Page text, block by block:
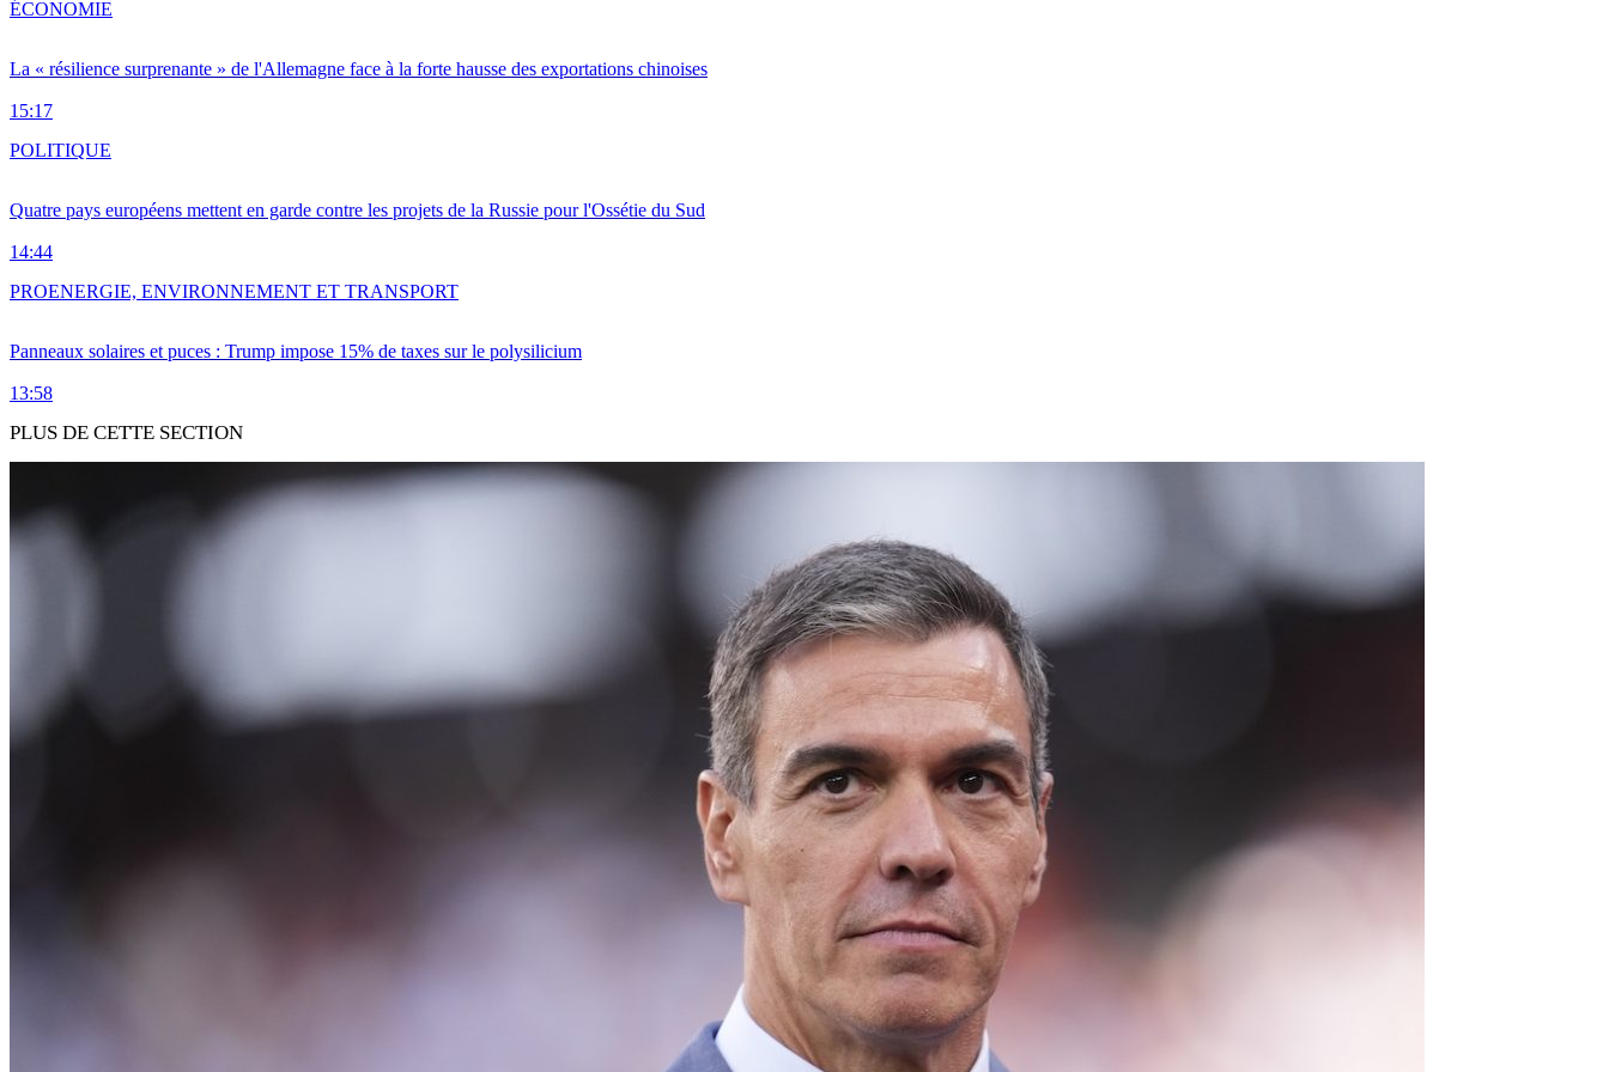
La « résilience surprenante » de l'Allemagne face à la forte hausse des exportations chinoises
15:17
ÉCONOMIE
Quatre pays européens mettent en garde contre les projets de la Russie pour l'Ossétie du Sud
14:44
POLITIQUE
Panneaux solaires et puces : Trump impose 15% de taxes sur le polysilicium
13:58
PROENERGIE, ENVIRONNEMENT ET TRANSPORT
PLUS DE CETTE SECTION